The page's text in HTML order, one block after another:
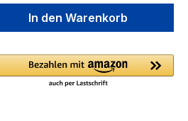
Gib den
In den Warenkorb